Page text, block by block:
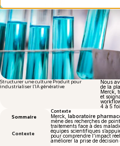
Structurer une culture Produit pour
industrialiser l’IA générative
Nous
de la
Merck,
et
4 à 5
Sommaire
Contexte
Contexte
Merck, laboratoire
mène des recherches de
traitements face à des
équipes scientifiques
pour comprendre l’impact
améliorer la prise de décision